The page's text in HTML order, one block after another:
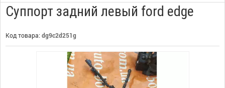
Суппорт задний левый ford edge
Код товара: dg9c2d251g